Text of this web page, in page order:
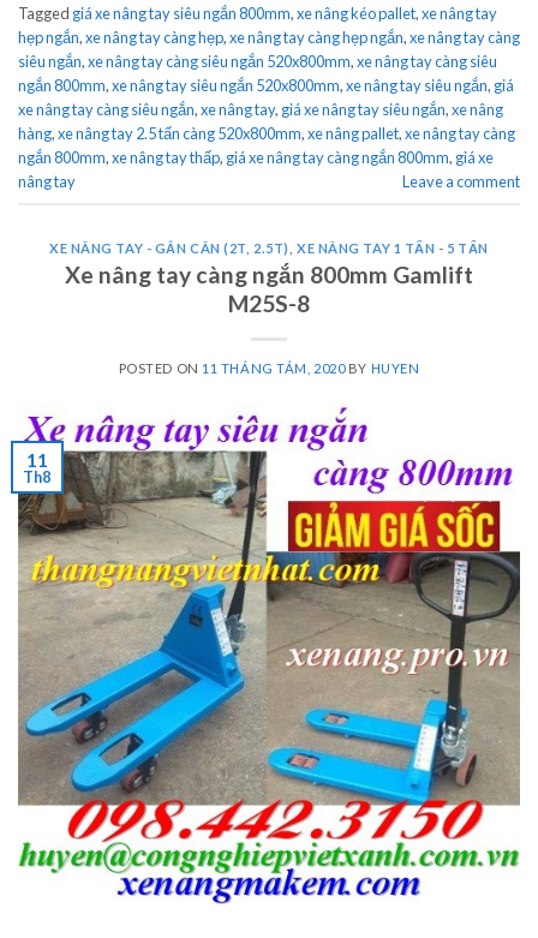
Tagged giá xe nâng tay siêu ngắn 800mm,xe nâng kéo pallet,xe nâng tay
hẹp ngắn,xe nâng tay càng hẹp,xe nâng tay càng hẹp ngắn,xe nâng tay càng
siêu ngắn,xe nâng tay càng siêu ngắn 520x800mm,xe nâng tay càng siêu
ngắn 800mm,xe nâng tay siêu ngắn 520x800mm,xe nâng tay siêu ngắn, giá
xe nâng tay càng siêu ngắn,xe nâng tay, giá xe nâng tay siêu ngắn,xe nâng
hàng,xe nâng tay 2.5 tấn càng 520x800mm,xe nâng pallet,xe nâng tay càng
ngắn 800mm,xe nâng tay thấp, giá xe nâng tay càng ngắn 800mm, giá xe
nâng tay
Leave a comment
XE NÂNG TAY - GẮN CÂN (2T, 2.5T) ,XE NÂNG TAY 1 TẤN - 5 TẤN
Xe nâng tay càng ngắn 800mm Gamlift
M25S-8
POSTED ON 11 THÁNG TÁM, 2020BY HUYEN
11
Th8